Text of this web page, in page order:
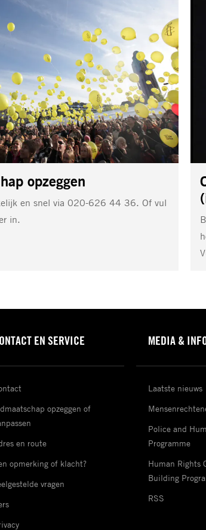
opzeggen
en snel via 020-626 44 36. Of vul
in.
EN SERVICE
opzeggen of
en route
opmerking of klacht?
vragen
MEDIA &
Laatste nieuws
Police and
Programme
Human Rights
Building
RSS